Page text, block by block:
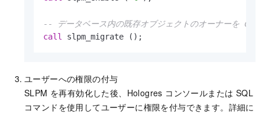
-- データベース内の既存オブジェクトのオーナーを
call
slpm_migrate ();
ユーザーへの権限の付与
SLPM を再有効化した後、Hologres コンソールまたは SQL
コマンドを使用してユーザーに権限を付与できます。詳細に